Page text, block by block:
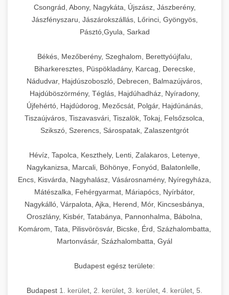
Csongrád, Abony, Nagykáta, Újszász, Jászberény,
Jászfényszaru, Jászárokszállás, Lőrinci, Gyöngyös,
Pásztó,Gyula, Sarkad
Békés, Mezőberény, Szeghalom, Berettyóújfalu,
Biharkeresztes, Püspökladány, Karcag, Derecske,
Nádudvar, Hajdúszoboszló, Debrecen, Balmazújváros,
Hajdúböszörmény, Téglás, Hajdúhadház, Nyíradony,
Újfehértó, Hajdúdorog, Mezőcsát, Polgár, Hajdúnánás,
Tiszaújváros, Tiszavasvári, Tiszalök, Tokaj, Felsőzsolca,
Szikszó, Szerencs, Sárospatak, Zalaszentgrót
Hévíz, Tapolca, Keszthely, Lenti, Zalakaros, Letenye,
Nagykanizsa, Marcali, Böhönye, Fonyód, Balatonlelle,
Encs, Kisvárda, Nagyhalász, Vásárosnamény, Nyíregyháza,
Mátészalka, Fehérgyarmat, Máriapócs, Nyírbátor,
Nagykálló, Várpalota, Ajka, Herend, Mór, Kincsesbánya,
Oroszlány, Kisbér, Tatabánya, Pannonhalma, Bábolna,
Komárom, Tata, Pilisvörösvár, Bicske, Érd, Százhalombatta,
Martonvásár, Százhalombatta, Gyál
Budapest egész területe:
Budapest 1. kerület 2. kerület 3. kerület 4. kerület 5.